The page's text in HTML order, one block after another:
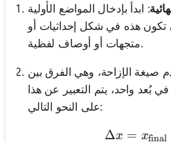
: ابدأ بإدخال المواضع الأولية
تكون هذه في شكل إحداثيات أو
متجهات أو أوصاف لفظية.
صيغة الإزاحة، وهي الفرق بين
بُعد واحد، يتم التعبير عن هذا
على النحو التالي:
Δx = xfinal